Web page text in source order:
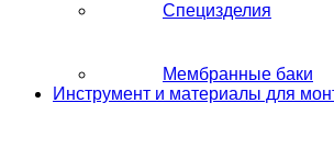
Специзделия
Мембранные баки
Инструмент и материалы для